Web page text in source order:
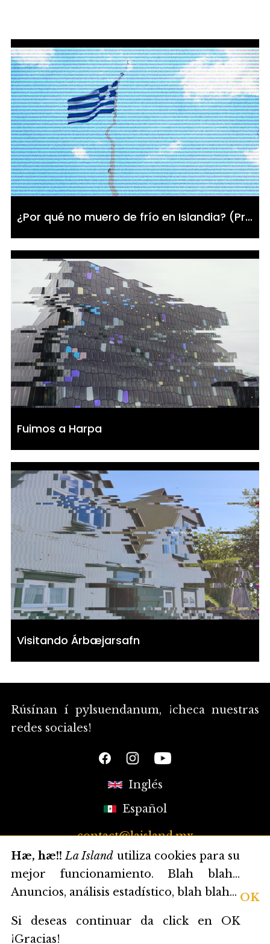
¿Por qué no muero de frío en Islandia? (Preguntas y mis vacaciones)
Fuimos a Harpa
Visitando Árbæjarsafn
Rúsínan í pylsuendanum, ¡checa nuestras
redes sociales!
Inglés
Español
contact@laisland.mx
Hæ, hæ!! La Island utiliza cookies para su
mejor funcionamiento. Blah blah...
Anuncios, análisis estadístico, blah blah...
Si deseas continuar da click en OK
¡Gracias!
OK